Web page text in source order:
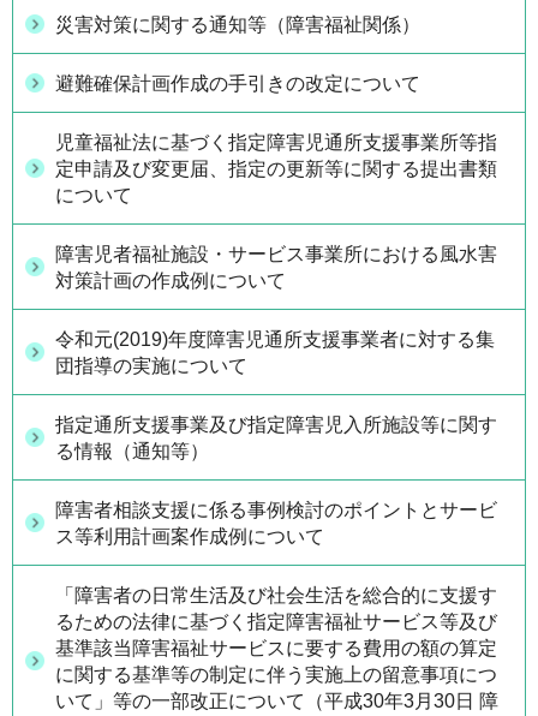
災害対策に関する通知等（障害福祉関係）
避難確保計画作成の手引きの改定について
児童福祉法に基づく指定障害児通所支援事業所等指
定申請及び変更届、指定の更新等に関する提出書類
について
障害児者福祉施設・サービス事業所における風水害
対策計画の作成例について
令和元(2019)年度障害児通所支援事業者に対する集
団指導の実施について
指定通所支援事業及び指定障害児入所施設等に関す
る情報（通知等）
障害者相談支援に係る事例検討のポイントとサービ
ス等利用計画案作成例について
「障害者の日常生活及び社会生活を総合的に支援す
るための法律に基づく指定障害福祉サービス等及び
基準該当障害福祉サービスに要する費用の額の算定
に関する基準等の制定に伴う実施上の留意事項につ
いて」等の一部改正について（平成30年3月30日 障